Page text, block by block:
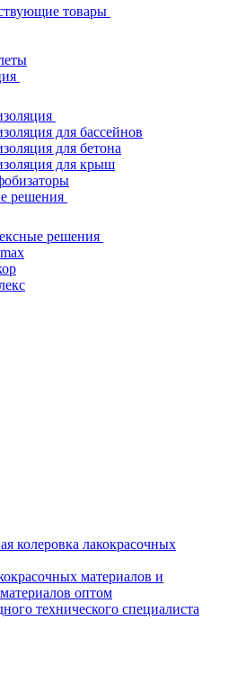
товары
для бассейнов
для бетона
для крыш
решения
решения
колеровка лакокрасочных
материалов и
оптом
технического специалиста